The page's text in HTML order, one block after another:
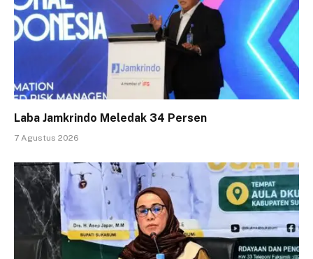
Laba Jamkrindo Meledak 34 Persen
7 Agustus 2026